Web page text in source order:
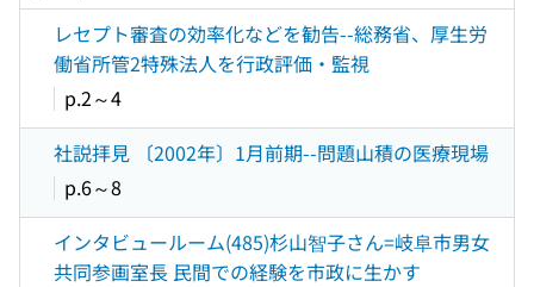
レセプト審査の効率化などを勧告--総務省、厚生労
働省所管2特殊法人を行政評価・監視
p.2～4
社説拝見 〔2002年〕1月前期--問題山積の医療現場
p.6～8
インタビュールーム(485)杉山智子さん=岐阜市男女
共同参画室長 民間での経験を市政に生かす